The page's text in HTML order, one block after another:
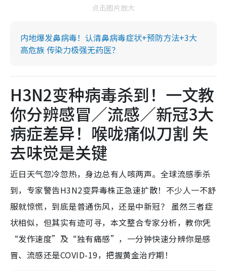
点击图片放大
内地爆发鼻病毒！认清鼻病毒症状+预防方法+3大
高危族 传染力极强无药医？
H3N2变种病毒杀到！一文教
你分辨感冒／流感／新冠3大
病症差异！喉咙痛似刀割 失
去味觉是关键
近日天气忽冷忽热，身边总有人咳两声。全球流感季杀
到，专家警告H3N2变异毒株正急速扩散！不少人一不舒
服就惊慌，到底是普通伤风，还是中新冠？ 虽然三者症
状相似，但其实有迹可寻，本文整合专家分析，教你凭
“发作速度”及“独有痛感”，一分钟快速分辨你是感
冒、流感还是COVID-19，把握黄金治疗期！